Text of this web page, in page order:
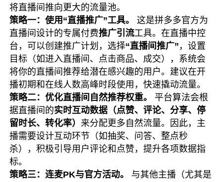
将直播间推向更大的流量池。
策略一：使用“直播推广”工具。
这是拼多多官方为
直播间设计的专属付费推广引流工具。在直播中控
台，可以创建推广计划，选择“直播间推广” ，设置
目标（如进入直播间、点击商品、成交），系统会
将你的直播间推荐给潜在感兴趣的用户。建议在开
播初期和在线人数高峰时段使用，快速撬动流量。
策略二：优化直播间自然推荐权重。
平台算法会根
据直播间的实时互动数据（点赞、评论、分享、停
留时长、转化率）来分配更多自然流量。因此，主
播需要设计互动环节（如抽奖、问答、整点秒
杀），积极引导用户评论和点赞，提升各项数据指
标。
策略三：连麦PK与官方活动。
与其他主播（尤其是